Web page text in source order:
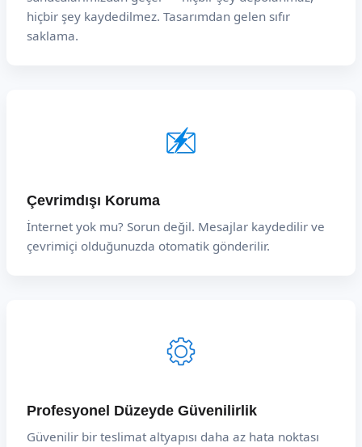
hiçbir şey kaydedilmez. Tasarımdan gelen sıfır
saklama.
Çevrimdışı Koruma
İnternet yok mu? Sorun değil. Mesajlar kaydedilir ve
çevrimiçi olduğunuzda otomatik gönderilir.
Profesyonel Düzeyde Güvenilirlik
Güvenilir bir teslimat altyapısı daha az hata noktası